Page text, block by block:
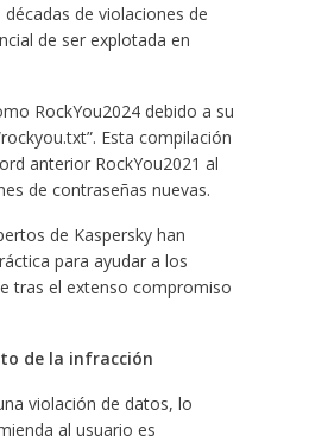
de violaciones de
de ser explotada en
RockYou2024 debido a su
Esta compilación
anterior RockYou2021 al
de contraseñas nuevas.
de Kaspersky han
para ayudar a los
tras el extenso compromiso
de la infracción
violación de datos, lo
al usuario es